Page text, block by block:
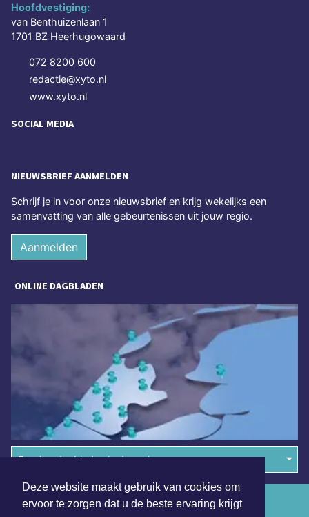
Deze website maakt gebruik van cookies om
ervoor te zorgen dat u de beste ervaring krijgt
Hoofdvestiging:
van Benthuizenlaan 1
1701 BZ Heerhugowaard
072 8200 600
redactie@xyto.nl
www.xyto.nl
SOCIAL MEDIA
NIEUWSBRIEF AANMELDEN
Schrijf je in voor onze nieuwsbrief en krijg wekelijks een
samenvatting van alle gebeurtenissen uit jouw regio.
Aanmelden
ONLINE DAGBLADEN
Overige dagbladen in de regio
Algemene voorwaarden